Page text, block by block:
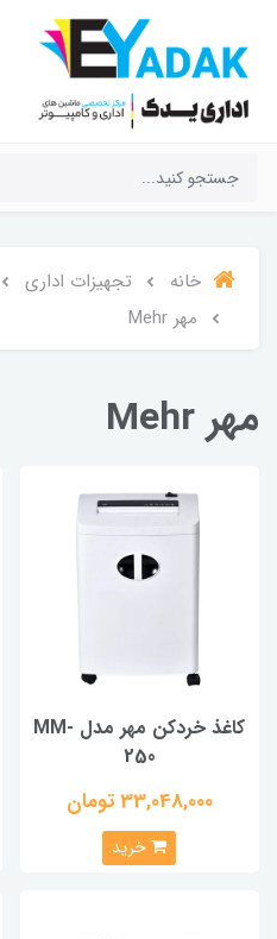
خانه تجهیزات اداری
مهر Mehr
مهر Mehr
کاغذ خردکن مهر مدل MM-
250
33,048,000 تومان
خرید